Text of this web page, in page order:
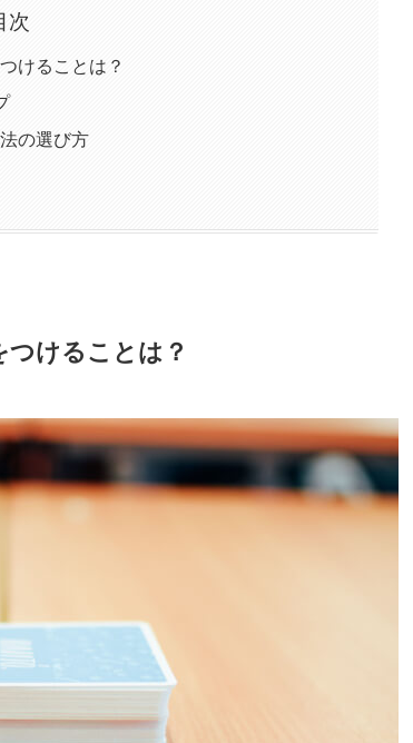
次
けることは？
の選び方
けることは？